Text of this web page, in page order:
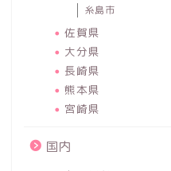
糸島市
佐賀県
大分県
長崎県
熊本県
宮崎県
国内